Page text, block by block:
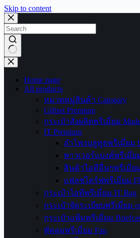
Skip to content
No
results
Home page
All products
หมวดหมู่สินค้า Category
Giftset Premium
กระเป๋าสั่งผลิตพรีเมี่ยม Made
IT Premium
ลำโพงบลูทูธพรีเมี่ยม
พาวเวอร์แบงค์พรีเมี่ย
สินค้าไอทีอื่นๆพรีเมี่ย
แฟลชไดร์ฟพรีเมี่ยม
กระเป๋าไอทีพรีเมี่ยม IT Bag
กระเป๋าจัดระเบียบพรีเมี่ยม
กระเป๋าแฟ้มพรีเมี่ยม
พัดลมพรีเมี่ยม Fan